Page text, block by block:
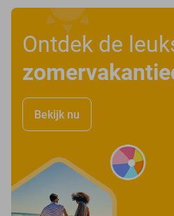
Ontdek de
Bekijk nu